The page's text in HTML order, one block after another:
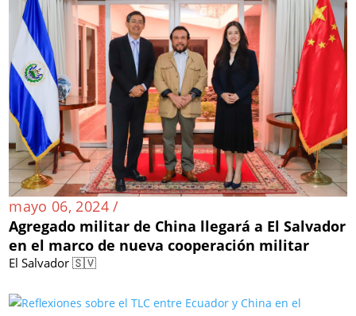
mayo 06, 2024 /
Agregado militar de China llegará a El Salvador
en el marco de nueva cooperación militar
El Salvador 🇸🇻